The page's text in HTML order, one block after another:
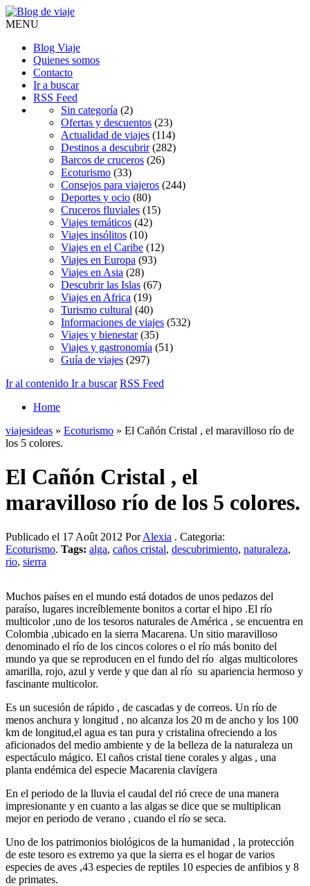
MENU
Blog Viaje
Quienes somos
Contacto
Ir a buscar
RSS Feed
Sin categoría (2)
Ofertas y descuentos (23)
Actualidad de viajes (114)
Destinos a descubrir(282)
Barcos de cruceros (26)
Ecoturismo (33)
Consejos para viajeros (244)
Deportes y ocio (80)
Cruceros fluviales (15)
Viajes temáticos (42)
Viajes insólitos (10)
Viajes en el Caribe (12)
Viajes en Europa (93)
Viajes en Asia (28)
Descubrir las Islas (67)
Viajes en Africa (19)
Turismo cultural (40)
Informaciones de viajes (532)
Viajes y bienestar(35)
Viajes y gastronomía (51)
Guía de viajes (297)
Ir al contenido Ir a buscar RSS Feed
Home
viajesideas » Ecoturismo » El Cañón Cristal , el maravilloso río de
los 5 colores.
El Cañón Cristal , el
maravilloso río de los 5 colores.
Publicado el 17 Août 2012 PorAlexia . Categoria:
Ecoturismo. Tags: alga, caños cristal, descubrimiento, naturaleza,
rio, sierra
Muchos países en el mundo está dotados de unos pedazos del
paraíso, lugares increíblemente bonitos a cortar el hipo .El río
multicolor ,uno de los tesoros naturales de América , se encuentra en
Colombia ,ubicado en la sierra Macarena. Un sitio maravilloso
denominado el río de los cincos colores o el río más bonito del
mundo ya que se reproducen en el fundo del río algas multicolores
amarilla, rojo, azul y verde y que dan al río su apariencia hermoso y
fascinante multicolor.
Es un sucesión de rápido , de cascadas y de correos. Un río de
menos anchura y longitud , no alcanza los 20 m de ancho y los 100
km de longitud,el agua es tan pura y cristalina ofreciendo a los
aficionados del medio ambiente y de la belleza de la naturaleza un
espectáculo mágico. El caños cristal tiene corales y algas , una
planta endémica del especie Macarenia clavígera
En el periodo de la lluvia el caudal del rió crece de una manera
impresionante y en cuanto a las algas se dice que se multiplican
mejor en periodo de verano , cuando el río se seca.
Uno de los patrimonios biológicos de la humanidad , la protección
de este tesoro es extremo ya que la sierra es el hogar de varios
especies de aves ,43 especies de reptiles 10 especies de anfibios y 8
de primates.